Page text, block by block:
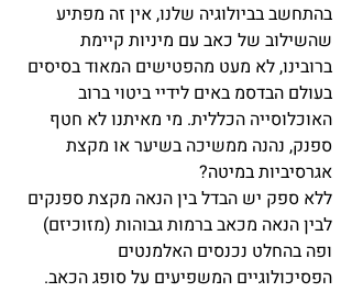
בהתחשב בביולוגיה שלנו, אין זה מפתיע
שהשילוב של כאב עם מיניות קיימת
ברובינו, לא מעט מהפטישים המאוד בסיסים
בעולם הבדסמ באים לידיי ביטוי ברוב
האוכלוסייה הכללית. מי מאיתנו לא חטף
ספנק, נהנה ממשיכה בשיער או מקצת
אגרסיביות במיטה?
ללא ספק יש הבדל בין הנאה מקצת ספנקים
לבין הנאה מכאב ברמות גבוהות (מזוכיזם)
ופה בהחלט נכנסים האלמנטים
הפסיכולוגיים המשפיעים על סופג הכאב.